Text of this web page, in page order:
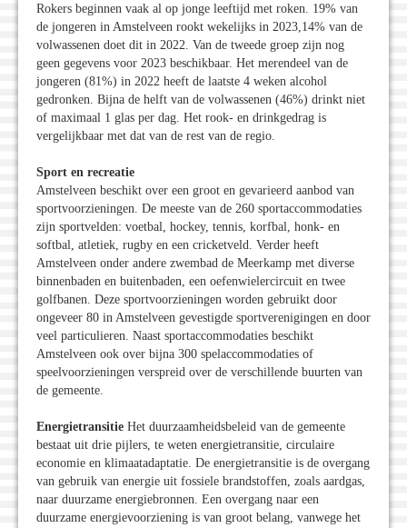
Rokers beginnen vaak al op jonge leeftijd met roken. 19% van
de jongeren in Amstelveen rookt wekelijks in 2023,14% van de
volwassenen doet dit in 2022. Van de tweede groep zijn nog
geen gegevens voor 2023 beschikbaar. Het merendeel van de
jongeren (81%) in 2022 heeft de laatste 4 weken alcohol
gedronken. Bijna de helft van de volwassenen (46%) drinkt niet
of maximaal 1 glas per dag. Het rook- en drinkgedrag is
vergelijkbaar met dat van de rest van de regio.
Sport en recreatie
Amstelveen beschikt over een groot en gevarieerd aanbod van
sportvoorzieningen. De meeste van de 260 sportaccommodaties
zijn sportvelden: voetbal, hockey, tennis, korfbal, honk- en
softbal, atletiek, rugby en een cricketveld. Verder heeft
Amstelveen onder andere zwembad de Meerkamp met diverse
binnenbaden en buitenbaden, een oefenwielercircuit en twee
golfbanen. Deze sportvoorzieningen worden gebruikt door
ongeveer 80 in Amstelveen gevestigde sportverenigingen en door
veel particulieren. Naast sportaccommodaties beschikt
Amstelveen ook over bijna 300 spelaccommodaties of
speelvoorzieningen verspreid over de verschillende buurten van
de gemeente.
Energietransitie Het duurzaamheidsbeleid van de gemeente
bestaat uit drie pijlers, te weten energietransitie, circulaire
economie en klimaatadaptatie. De energietransitie is de overgang
van gebruik van energie uit fossiele brandstoffen, zoals aardgas,
naar duurzame energiebronnen. Een overgang naar een
duurzame energievoorziening is van groot belang, vanwege het